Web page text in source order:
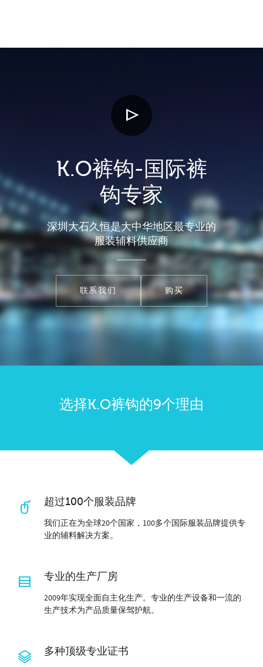
K.O裤钩-国际裤
钩专家
深圳大石久恒是大中华地区最专业的
服装辅料供应商
联系我们 购买
选择K.O裤钩的9个理由
超过100个服装品牌
我们正在为全球20个国家，100多个国际服装品牌提供专
业的辅料解决方案。
专业的生产厂房
2009年实现全面自主化生产。专业的生产设备和一流的
生产技术为产品质量保驾护航。
多种顶级专业证书